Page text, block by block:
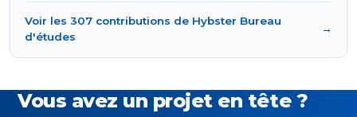
Voir les 307 contributions de Hybster Bureau
d'études
→
Vous avez un projet en tête ?